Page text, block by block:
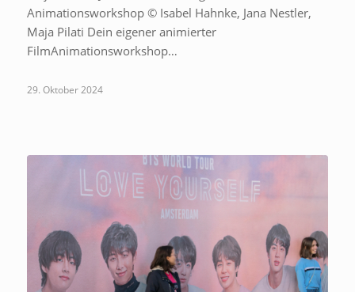
Animationsworkshop © Isabel Hahnke, Jana Nestler,
Maja Pilati Dein eigener animierter
FilmAnimationsworkshop…
29. Oktober 2024